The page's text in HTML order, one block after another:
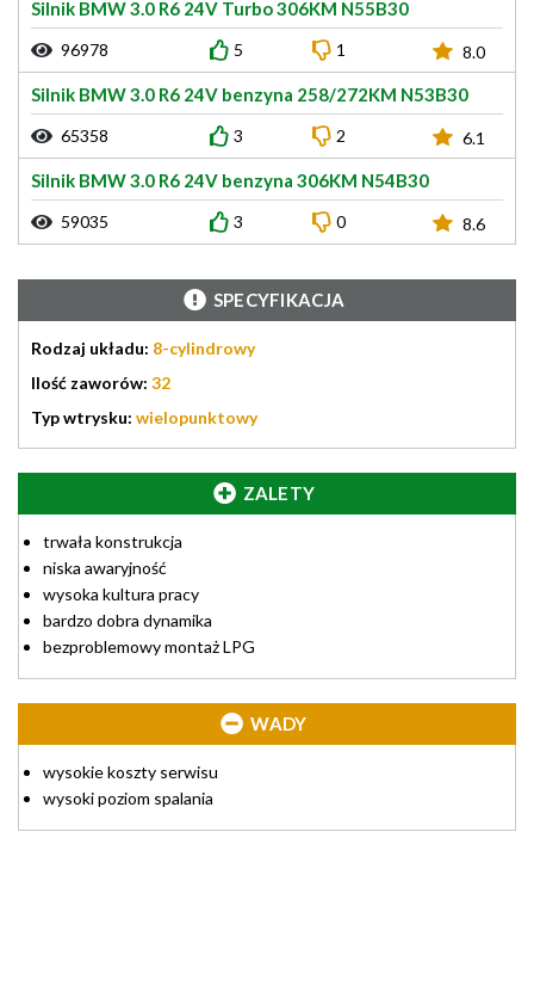
Silnik BMW 3.0 R6 24V Turbo 306KM N55B30
96978 5 1 8.0
Silnik BMW 3.0 R6 24V benzyna 258/272KM N53B30
65358 3 2 6.1
Silnik BMW 3.0 R6 24V benzyna 306KM N54B30
59035 3 0 8.6
SPECYFIKACJA
Rodzaj układu: 8-cylindrowy
Ilość zaworów: 32
Typ wtrysku: wielopunktowy
ZALETY
trwała konstrukcja
niska awaryjność
wysoka kultura pracy
bardzo dobra dynamika
bezproblemowy montaż LPG
WADY
wysokie koszty serwisu
wysoki poziom spalania